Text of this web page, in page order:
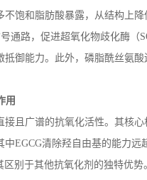
饱和脂肪酸暴露，从结构上降
通路，促进超氧化物歧化酶（
抵御能力。此外，磷脂酰丝氨
用
且广谱的抗氧化活性。其核
中EGCG清除羟自由基的能力远
区别于其他抗氧化剂的独特优